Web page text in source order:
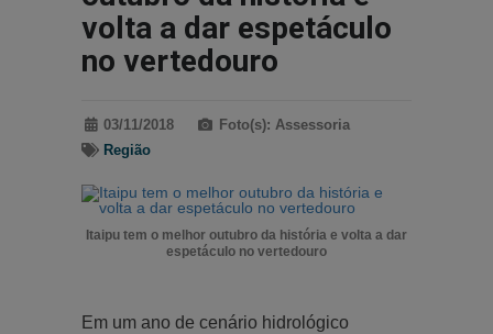
volta a dar espetáculo
no vertedouro
03/11/2018
Foto(s): Assessoria
Região
Itaipu tem o melhor outubro da história e volta a dar
espetáculo no vertedouro
Em um ano de cenário hidrológico